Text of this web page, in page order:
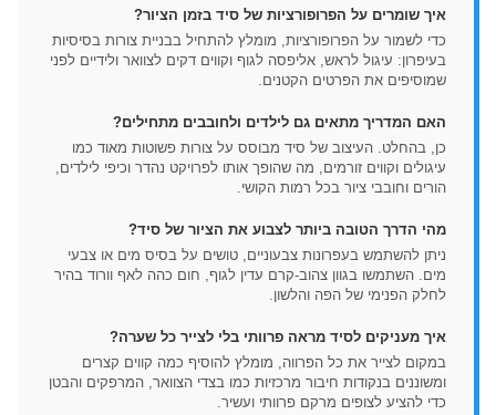
איך שומרים על הפרופורציות של סיד בזמן הציור?
כדי לשמור על הפרופורציות, מומלץ להתחיל בבניית צורות בסיסיות
בעיפרון: עיגול לראש, אליפסה לגוף וקווים דקים לצוואר ולידיים לפני
שמוסיפים את הפרטים הקטנים.
האם המדריך מתאים גם לילדים ולחובבים מתחילים?
כן, בהחלט. העיצוב של סיד מבוסס על צורות פשוטות מאוד כמו
עיגולים וקווים זורמים, מה שהופך אותו לפרויקט נהדר וכיפי לילדים,
הורים וחובבי ציור בכל רמות הקושי.
מהי הדרך הטובה ביותר לצבוע את הציור של סיד?
ניתן להשתמש בעפרונות צבעוניים, טושים על בסיס מים או צבעי
מים. השתמשו בגוון צהוב-קרם עדין לגוף, חום כהה לאף וורוד בהיר
לחלק הפנימי של הפה והלשון.
איך מעניקים לסיד מראה פרוותי בלי לצייר כל שערה?
במקום לצייר את כל הפרווה, מומלץ להוסיף כמה קווים קצרים
ומשוננים בנקודות חיבור מרכזיות כמו בצדי הצוואר, המרפקים והבטן
כדי להציע לצופים מרקם פרוותי ועשיר.